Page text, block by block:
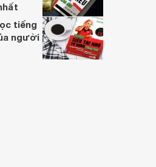
tiếng
người